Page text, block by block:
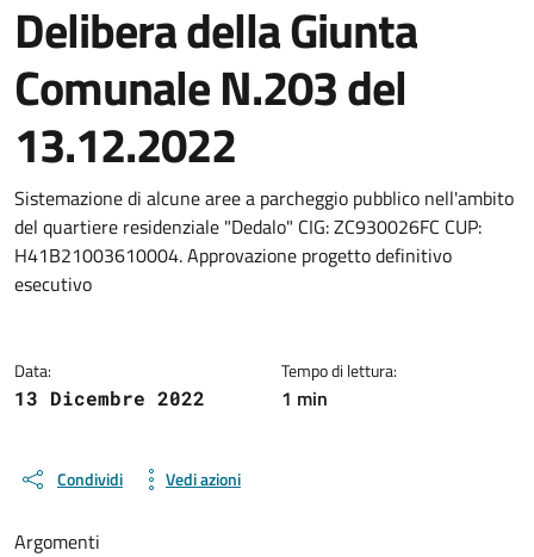
Delibera della Giunta
Comunale N.203 del
13.12.2022
Dettagli del documento
Sistemazione di alcune aree a parcheggio pubblico nell'ambito
del quartiere residenziale "Dedalo" CIG: ZC930026FC CUP:
H41B21003610004. Approvazione progetto definitivo
esecutivo
Data:
13 Dicembre 2022
Tempo di lettura:
1 min
Condividi Vedi azioni
Argomenti